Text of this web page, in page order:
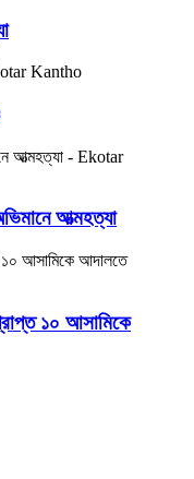
আত্মহত্যা
১০ আসামিকে